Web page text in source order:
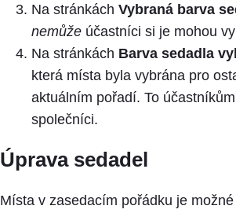
Na stránkách Vybraná barva
nemůže účastníci si je mohou
Na stránkách Barva sedadla
která místa byla vybrána pro
aktuálním pořadí. To
společníci.
Úprava sedadel
Místa v zasedacím pořádku je